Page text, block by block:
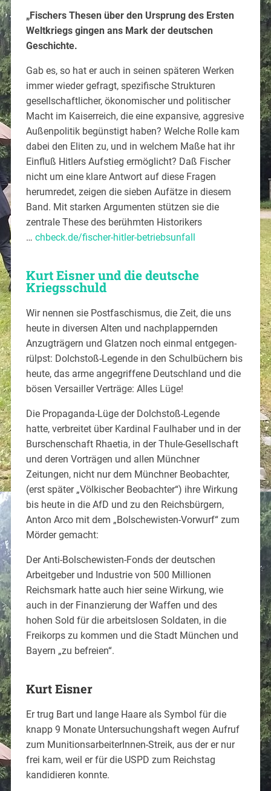
„Fischers Thesen über den Ursprung des Ersten
Weltkriegs gingen ans Mark der deutschen
Geschichte.
Gab es, so hat er auch in seinen späteren Werken
immer wieder gefragt, spezifische Strukturen
gesellschaftlicher, ökonomischer und politischer
Macht im Kaiserreich, die eine expansive, aggresive
Außenpolitik begünstigt haben? Welche Rolle kam
dabei den Eliten zu, und in welchem Maße hat ihr
Einfluß Hitlers Aufstieg ermöglicht? Daß Fischer
nicht um eine klare Antwort auf diese Fragen
herumredet, zeigen die sieben Aufätze in diesem
Band. Mit starken Argumenten stützen sie die
zentrale These des berühmten Historikers
… chbeck.de/fischer-hitler-betriebsunfall
Kurt Eisner und die deutsche
Kriegsschuld
Wir nennen sie Postfaschismus, die Zeit, die uns
heute in diversen Alten und nachplappernden
Anzugträgern und Glatzen noch einmal entgegen-
rülpst: Dolchstoß-Legende in den Schulbüchern bis
heute, das arme angegriffene Deutschland und die
bösen Versailler Verträge: Alles Lüge!
Die Propaganda-Lüge der Dolchstoß-Legende
hatte, verbreitet über Kardinal Faulhaber und in der
Burschenschaft Rhaetia, in der Thule-Gesellschaft
und deren Vorträgen und allen Münchner
Zeitungen, nicht nur dem Münchner Beobachter,
(erst später „Völkischer Beobachter“) ihre Wirkung
bis heute in die AfD und zu den Reichsbürgern,
Anton Arco mit dem „Bolschewisten-Vorwurf“ zum
Mörder gemacht:
Der Anti-Bolschewisten-Fonds der deutschen
Arbeitgeber und Industrie von 500 Millionen
Reichsmark hatte auch hier seine Wirkung, wie
auch in der Finanzierung der Waffen und des
hohen Sold für die arbeitslosen Soldaten, in die
Freikorps zu kommen und die Stadt München und
Bayern „zu befreien“.
Kurt Eisner
Er trug Bart und lange Haare als Symbol für die
knapp 9 Monate Untersuchungshaft wegen Aufruf
zum MunitionsarbeiterInnen-Streik, aus der er nur
frei kam, weil er für die USPD zum Reichstag
kandidieren konnte.